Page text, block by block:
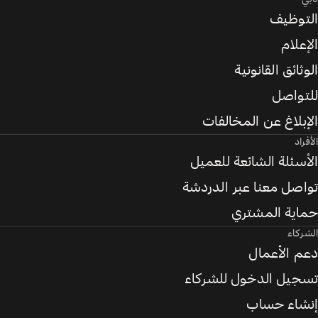
التوظيف
الإعلام
الوثائق القانونية
للتواصل
الإبلاغ عن المخالفات
الأفراد
الأسئلة الشائعة للعميل
تواصل معنا عبر الدردشة
حماية المشتري
الشركاء
دعم الأعمال
تسجيل الدخول للشركاء
إنشاء حساب